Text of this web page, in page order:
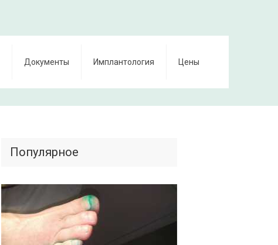
Документы Имплантология Цены
Популярное